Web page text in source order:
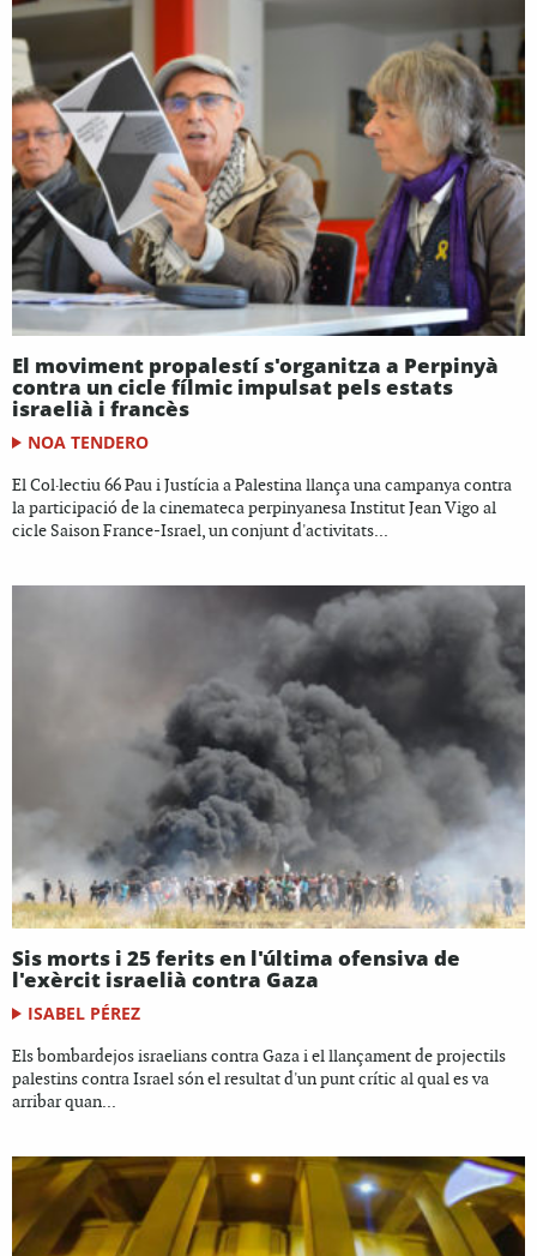
El moviment propalestí s'organitza a Perpinyà
contra un cicle fílmic impulsat pels estats
israelià i francès
NOA TENDERO
El Col·lectiu 66 Pau i Justícia a Palestina llança una campanya contra
la participació de la cinemateca perpinyanesa Institut Jean Vigo al
cicle Saison France-Israel, un conjunt d'activitats...
Sis morts i 25 ferits en l'última ofensiva de
l'exèrcit israelià contra Gaza
ISABEL PÉREZ
Els bombardejos israelians contra Gaza i el llançament de projectils
palestins contra Israel són el resultat d'un punt crític al qual es va
arribar quan...